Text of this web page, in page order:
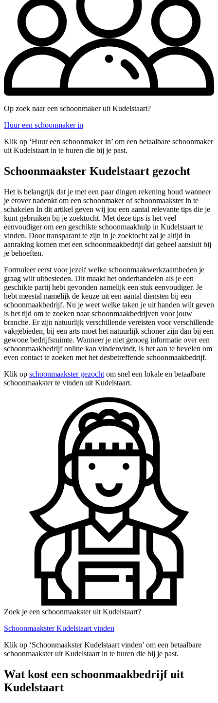
Op zoek naar een schoonmaker uit Kudelstaart?
Huur een schoonmaker in
Klik op ‘Huur een schoonmaker in’ om een betaalbare schoonmaker
uit Kudelstaart in te huren die bij je past.
Schoonmaakster Kudelstaart gezocht
Het is belangrijk dat je met een paar dingen rekening houd wanneer
je erover nadenkt om een schoonmaker of schoonmaakster in te
schakelen In dit artikel geven wij jou een aantal relevante tips die je
kunt gebruiken bij je zoektocht. Met deze tips is het veel
eenvoudiger om een geschikte schoonmaakhulp in Kudelstaart te
vinden. Door transparant te zijn in je zoektocht zal je altijd in
aanraking komen met een schoonmaakbedrijf dat geheel aansluit bij
je behoeften.
Formuleer eerst voor jezelf welke schoonmaakwerkzaamheden je
graag wilt uitbesteden. Dit maakt het onderhandelen als je een
geschikte partij hebt gevonden namelijk een stuk eenvoudiger. Je
hebt meestal namelijk de keuze uit een aantal diensten bij een
schoonmaakbedrijf. Nu je weet welke taken je uit handen wilt geven
is het tijd om te zoeken naar schoonmaakbedrijven voor jouw
branche. Er zijn natuurlijk verschillende vereisten voor verschillende
vakgebieden, bij een arts moet het natuurlijk schoner zijn dan bij een
gewone bedrijfsruimte. Wanneer je niet genoeg informatie over een
schoonmaakbedrijf online kan vindenvindt, is het aan te bevelen om
even contact te zoeken met het desbetreffende schoonmaakbedrijf.
Klik op schoonmaakster gezocht om snel een lokale en betaalbare
schoonmaakster te vinden uit Kudelstaart.
Zoek je een schoonmaakster uit Kudelstaart?
Schoonmaakster Kudelstaart vinden
Klik op ‘Schoonmaakster Kudelstaart vinden’ om een betaalbare
schoonmaakster uit Kudelstaart in te huren die bij je past.
Wat kost een schoonmaakbedrijf uit
Kudelstaart